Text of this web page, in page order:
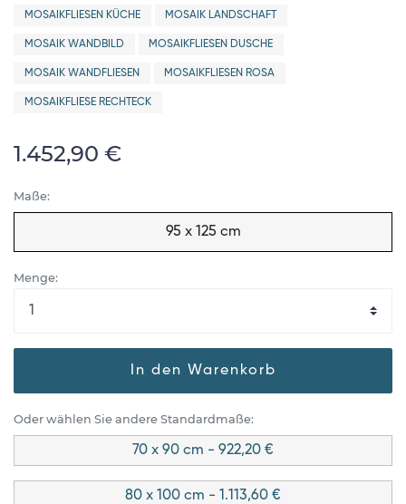
MOSAIKFLIESEN KÜCHE MOSAIK LANDSCHAFT
MOSAIK WANDBILD MOSAIKFLIESEN DUSCHE
MOSAIK WANDFLIESEN MOSAIKFLIESEN ROSA
MOSAIKFLIESE RECHTECK
1.452,90 €
Maße:
95 x 125 cm
Menge:
In den Warenkorb
Oder wählen Sie andere Standardmaße:
70 x 90 cm - 922,20 €
80 x 100 cm - 1.113,60 €